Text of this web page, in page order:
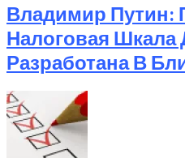
Владимир Путин:
Налоговая
Разработана В